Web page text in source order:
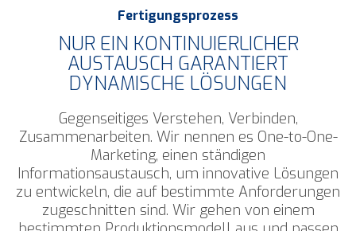
Fertigungsprozess
NUR EIN KONTINUIERLICHER
AUSTAUSCH GARANTIERT
DYNAMISCHE LÖSUNGEN
Gegenseitiges Verstehen, Verbinden,
Zusammenarbeiten. Wir nennen es One-to-One-
Marketing, einen ständigen
Informationsaustausch, um innovative Lösungen
zu entwickeln, die auf bestimmte Anforderungen
zugeschnitten sind. Wir gehen von einem